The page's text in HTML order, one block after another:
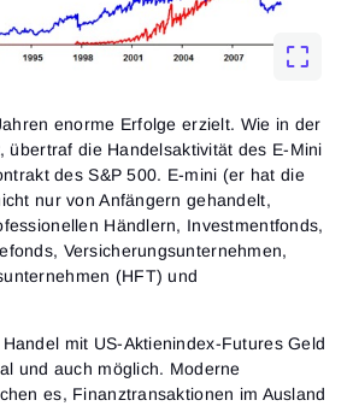
enorme Erfolge erzielt. Wie in der
übertraf die Handelsaktivität des E-Mini
des S&P 500. E-mini (er hat die
nur von Anfängern gehandelt,
Händlern, Investmentfonds,
Versicherungsunternehmen,
(HFT) und
mit US-Aktienindex-Futures Geld
und auch möglich. Moderne
es, Finanztransaktionen im Ausland